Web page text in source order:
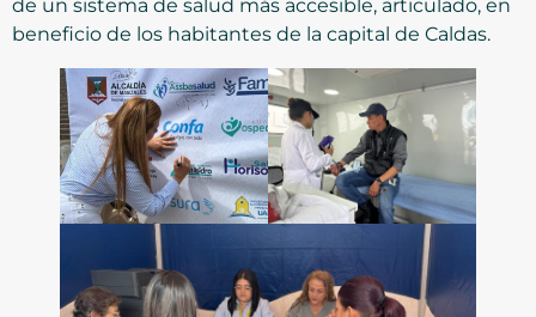
de un sistema de salud más accesible, articulado, en
beneficio de los habitantes de la capital de Caldas.